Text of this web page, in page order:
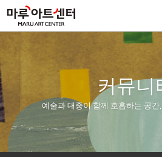
커뮤니
예술과 대중이 함께 호흡하는 공간,